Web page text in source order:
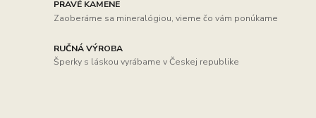
PRAVÉ KAMENE
Zaoberáme sa mineralógiou, vieme čo vám ponúkame
RUČNÁ VÝROBA
Šperky s láskou vyrábame v Českej republike